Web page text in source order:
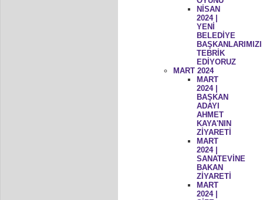
NİSAN
2024 |
YENİ
BELEDİYE
BAŞKANLARIMIZI
TEBRİK
EDİYORUZ
MART 2024
MART
2024 |
BAŞKAN
ADAYI
AHMET
KAYA'NIN
ZİYARETİ
MART
2024 |
SANATEVİNE
BAKAN
ZİYARETİ
MART
2024 |